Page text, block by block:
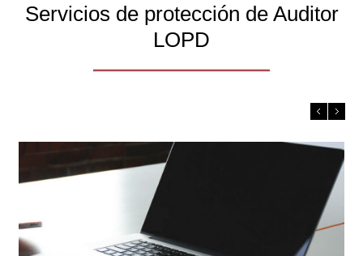
Servicios de protección de Auditor
LOPD